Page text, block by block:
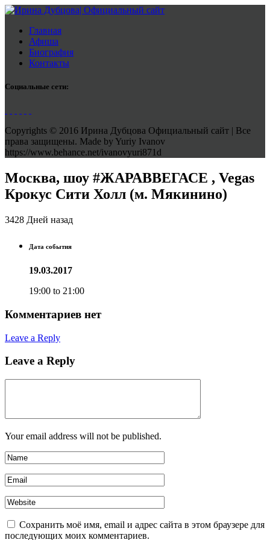
Главная
Афиша
Биография
Контакты
Социальные сети:
Copyrights © 2016 Ирина Дубцова Официальный сайт | Все
права защищены. Made by Yuriy Ivanov
https://www.behance.net/ivanovyuri871d
Москва, шоу #ЖАРАВВЕГАСЕ , Vegas
Крокус Сити Холл (м. Мякинино)
3428 Дней назад
Дата события
19.03.2017
19:00 to 21:00
Комментариев нет
Leave a Reply
Leave a Reply
Your email address will not be published.
Сохранить моё имя, email и адрес сайта в этом браузере для
последующих моих комментариев.